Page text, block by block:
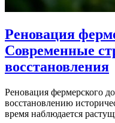
Реновация
Современные
восстановления
Реновация фермерского
восстановлению
время наблюдается